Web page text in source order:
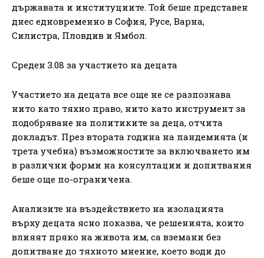
държавата и институциите. Той беше представен
днес едновременно в София, Русе, Варна,
Силистра, Пловдив и Ямбол.
Среден 3.08 за участието на децата
Участието на децата все още не се разпознава
нито като тяхно право, нито като инструмент за
подобряване на политиките за деца, отчита
докладът. През втората година на пандемията (и
трета учебна) възможностите за включването им
в различни форми на консултации и допитвания
беше още по-ограничена.
Анализите на въздействието на изолацията
върху децата ясно показва, че решенията, които
влияят пряко на живота им, са вземани без
допитване до тяхното мнение, което води до